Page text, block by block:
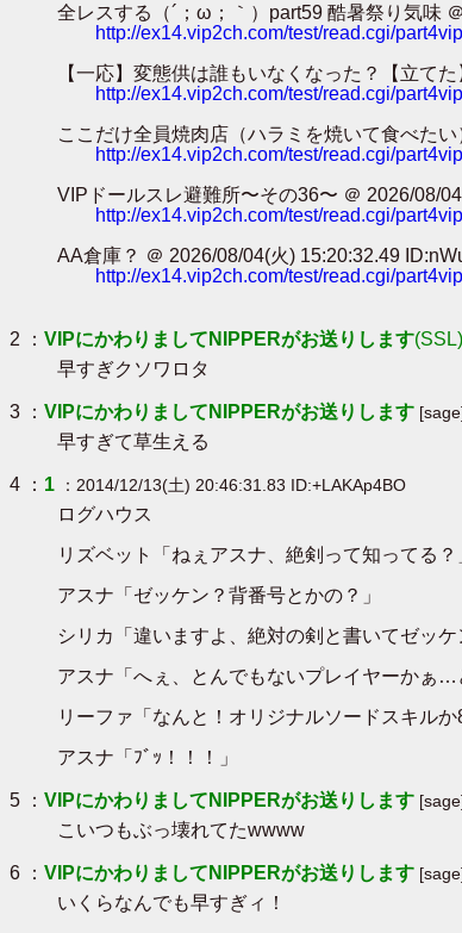
全レスする（´；ω；｀）part59 酷暑祭り気味
http://ex14.vip2ch.com/test/read.cgi/
【一応】変態供は誰もいなくなった？【立て
http://ex14.vip2ch.com/test/read.cgi/
ここだけ全員焼肉店（ハラミを焼いて食べた
http://ex14.vip2ch.com/test/read.cgi/
VIPドールスレ避難所〜その36〜 ＠ 2026/08/
http://ex14.vip2ch.com/test/read.cgi/
AA倉庫？ ＠ 2026/08/04(火) 15:20:32.49
http://ex14.vip2ch.com/test/read.cgi/
2 ： VIPにかわりましてNIPPERがお送りします(SSL)
早すぎクソワロタ
3 ： VIPにかわりましてNIPPERがお送りします
早すぎて草生える
4 ： 1 ：2014/12/13(土) 20:46:31.83 ID:+LAKAp4BO
ログハウス
リズベット「ねぇアスナ、絶剣って知ってる？
アスナ「ゼッケン？背番号とかの？」
シリカ「違いますよ、絶対の剣と書いてゼッ
アスナ「へぇ、とんでもないプレイヤーかぁ…
リーファ「なんと！オリジナルソードスキルか
アスナ「ﾌﾞｯ！！！」
5 ： VIPにかわりましてNIPPERがお送りします
こいつもぶっ壊れてたwwww
6 ： VIPにかわりましてNIPPERがお送りします
いくらなんでも早すぎィ！